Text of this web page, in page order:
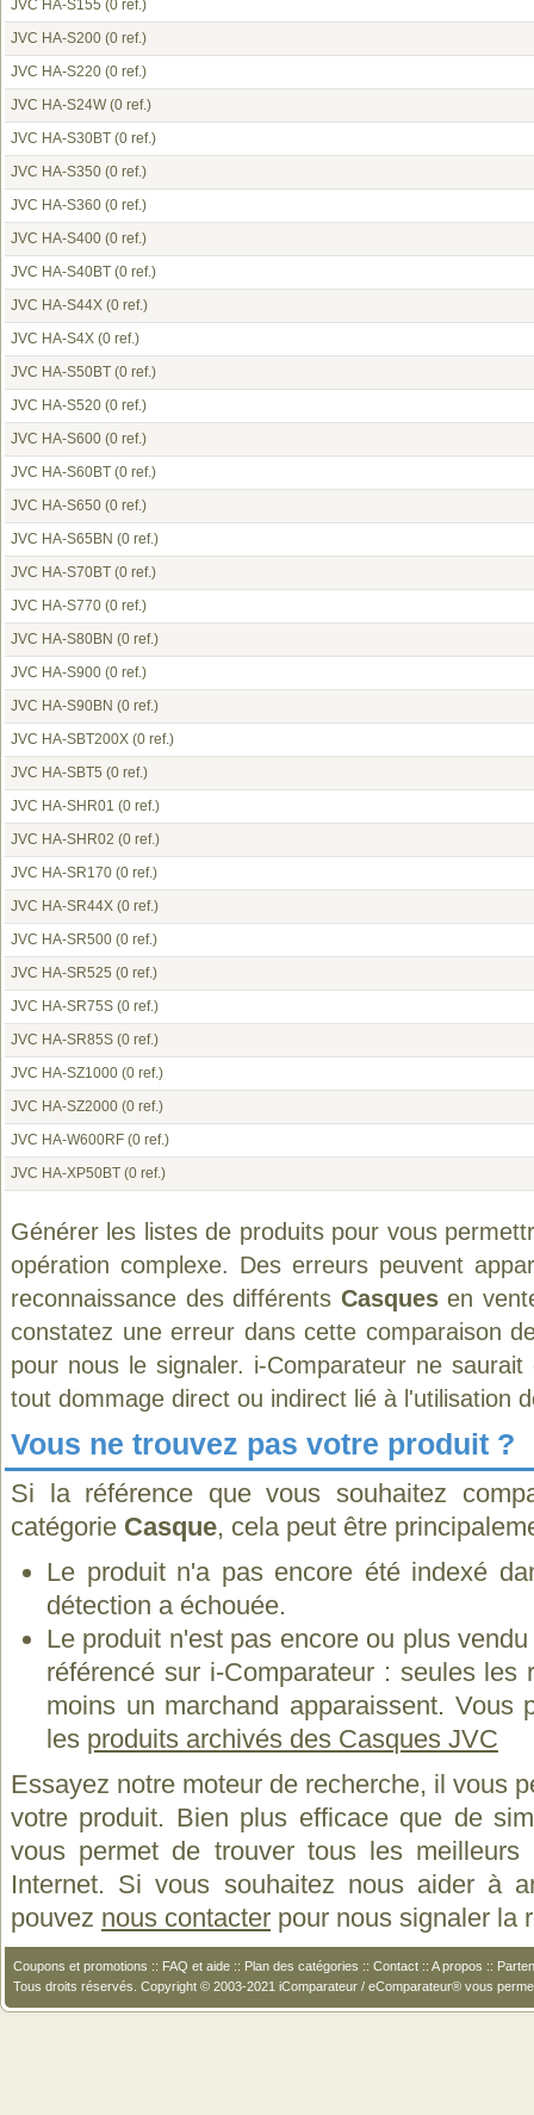
JVC HA-S155 (0 ref.)
JVC HA-S200 (0 ref.)
JVC HA-S220 (0 ref.)
JVC HA-S24W(0 ref.)
JVC HA-S30BT (0 ref.)
JVC HA-S350 (0 ref.)
JVC HA-S360 (0 ref.)
JVC HA-S400 (0 ref.)
JVC HA-S40BT (0 ref.)
JVC HA-S44X (0 ref.)
JVC HA-S4X (0 ref.)
JVC HA-S50BT (0 ref.)
JVC HA-S520 (0 ref.)
JVC HA-S600 (0 ref.)
JVC HA-S60BT (0 ref.)
JVC HA-S650 (0 ref.)
JVC HA-S65BN (0 ref.)
JVC HA-S70BT (0 ref.)
JVC HA-S770 (0 ref.)
JVC HA-S80BN (0 ref.)
JVC HA-S900 (0 ref.)
JVC HA-S90BN (0 ref.)
JVC HA-SBT200X (0 ref.)
JVC HA-SBT5 (0 ref.)
JVC HA-SHR01 (0 ref.)
JVC HA-SHR02 (0 ref.)
JVC HA-SR170 (0 ref.)
JVC HA-SR44X (0 ref.)
JVC HA-SR500 (0 ref.)
JVC HA-SR525 (0 ref.)
JVC HA-SR75S (0 ref.)
JVC HA-SR85S (0 ref.)
JVC HA-SZ1000 (0 ref.)
JVC HA-SZ2000 (0 ref.)
JVC HA-W600RF (0 ref.)
JVC HA-XP50BT (0 ref.)
Générer les listes de produits pour vous
opération complexe. Des erreurs peuvent
reconnaissance des différents Casquesen
constatez une erreur dans cette comparaison
pour nous le signaler. i-Comparateur ne
tout dommage direct ou indirect lié à l'utilisation
Vous ne trouvez pas votre produit ?
Si la référence que vous souhaitez
catégorie Casque, cela peut être
Le produit n'a pas encore été indexé
détection a échouée.
Le produit n'est pas encore ou plus
référencé sur i-Comparateur : seules les
moins un marchand apparaissent. Vous
les produits archivés des Casques JVC
Essayez notre moteur de recherche, il vous
votre produit. Bien plus efficace que de
vous permet de trouver tous les
Internet. Si vous souhaitez nous aider à
pouvez nous contacter pour nous signaler la
Coupons et promotions :: FAQ et aide :: Plan des catégories :: Contact :: A propos ::
Tous droits réservés. Copyright © 2003-2021 iComparateur / eComparateur® vous